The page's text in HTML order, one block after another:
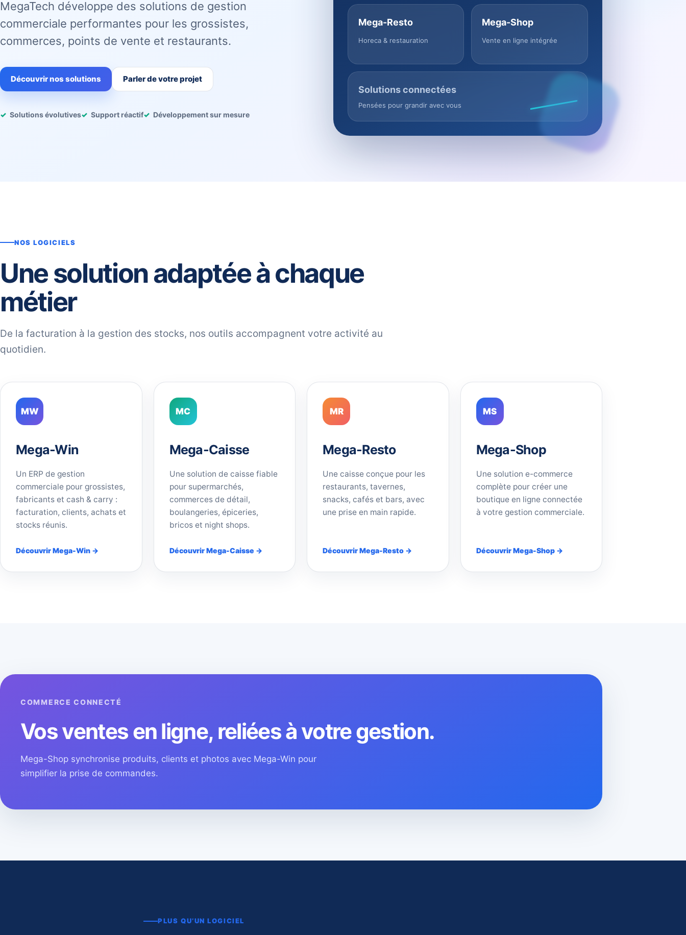
MegaTech développe des solutions de gestion
commerciale performantes pour les grossistes,
commerces, points de vente et restaurants.
Découvrir nos solutions Parler de votre projet
Solutions évolutives Support réactif Développement sur mesure
Mega-Resto
Horeca & restauration
Mega-Shop
Vente en ligne intégrée
Solutions connectées
Pensées pour grandir avec vous
NOS LOGICIELS
Une solution adaptée à chaque
métier
De la facturation à la gestion des stocks, nos outils accompagnent votre activité au
quotidien.
MW
Mega-Win
Un ERP de gestion
commerciale pour grossistes,
fabricants et cash & carry :
facturation, clients, achats et
stocks réunis.
Découvrir Mega-Win →
MC
Mega-Caisse
Une solution de caisse fiable
pour supermarchés,
commerces de détail,
boulangeries, épiceries,
bricos et night shops.
Découvrir Mega-Caisse →
MR
Mega-Resto
Une caisse conçue pour les
restaurants, tavernes,
snacks, cafés et bars, avec
une prise en main rapide.
Découvrir Mega-Resto →
MS
Mega-Shop
Une solution e-commerce
complète pour créer une
boutique en ligne connectée
à votre gestion commerciale.
Découvrir Mega-Shop →
COMMERCE CONNECTÉ
Vos ventes en ligne, reliées à votre gestion.
Mega-Shop synchronise produits, clients et photos avec Mega-Win pour
simplifier la prise de commandes.
PLUS QU’UN LOGICIEL